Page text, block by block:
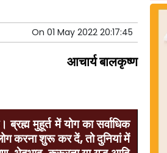
On 01 May 2022 20:17:45
आचार्यबालकृष्ण
ब्रह्म मुहूर्त में योग का सर्वाधिक
करनाशुरूकरदें,तोदुनियांमें